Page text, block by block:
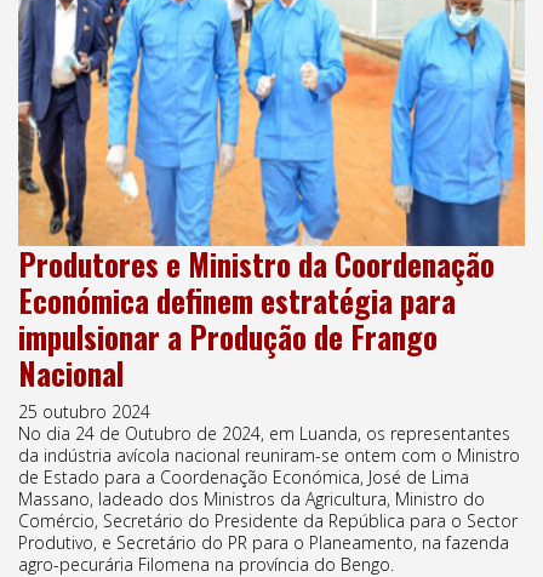
Produtores e Ministro da Coordenação
Económica definem estratégia para
impulsionar a Produção de Frango
Nacional
25 outubro 2024
No dia 24 de Outubro de 2024, em Luanda, os representantes
da indústria avícola nacional reuniram-se ontem com o Ministro
de Estado para a Coordenação Económica, José de Lima
Massano, ladeado dos Ministros da Agricultura, Ministro do
Comércio, Secretário do Presidente da República para o Sector
Produtivo, e Secretário do PR para o Planeamento, na fazenda
agro-pecurária Filomena na província do Bengo.